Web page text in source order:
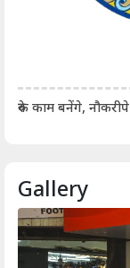
रुके काम बनेंगे,
Gallery